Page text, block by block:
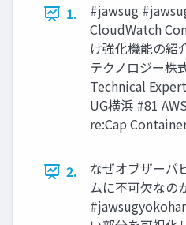
1.
#jawsug
CloudWatch
け強化機能の紹
テクノロジー株
Technical
UG横浜 #81
re:Cap
2.
なぜオブザーバ
ムに不可欠なの